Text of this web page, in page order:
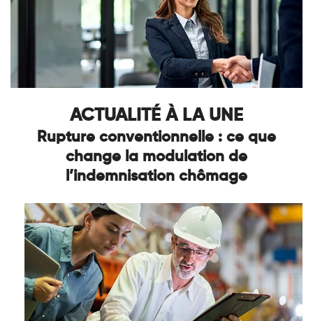
ACTUALITÉ À LA UNE
Rupture conventionnelle : ce que
change la modulation de
l’indemnisation chômage